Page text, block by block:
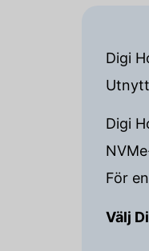
Digi
Digi
För
Välj